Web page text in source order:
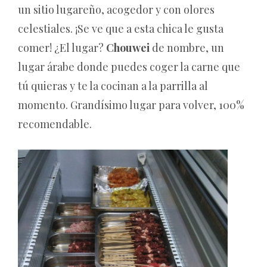
un sitio lugareño, acogedor y con olores
celestiales. ¡Se ve que a esta chica le gusta
comer! ¿El lugar? Chouwei de nombre, un
lugar árabe donde puedes coger la carne que
tú quieras y te la cocinan a la parrilla al
momento. Grandísimo lugar para volver, 100%
recomendable.